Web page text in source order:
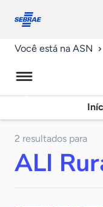
conosco
Você está na ASN
2 resultados para
ALI